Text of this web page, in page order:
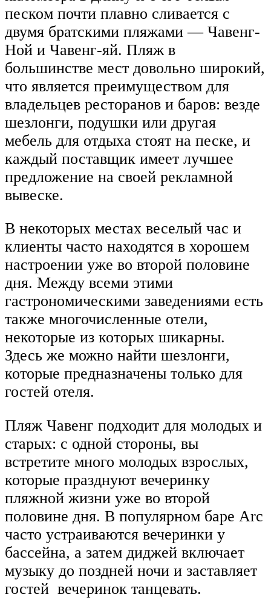
песком почти плавно сливается с
двумя братскими пляжами — Чавенг-
Ной и Чавенг-яй. Пляж в
большинстве мест довольно широкий,
что является преимуществом для
владельцев ресторанов и баров: везде
шезлонги, подушки или другая
мебель для отдыха стоят на песке, и
каждый поставщик имеет лучшее
предложение на своей рекламной
вывеске.
В некоторых местах веселый час и
клиенты часто находятся в хорошем
настроении уже во второй половине
дня. Между всеми этими
гастрономическими заведениями есть
также многочисленные отели,
некоторые из которых шикарны.
Здесь же можно найти шезлонги,
которые предназначены только для
гостей отеля.
Пляж Чавенг подходит для молодых и
старых: с одной стороны, вы
встретите много молодых взрослых,
которые празднуют вечеринку
пляжной жизни уже во второй
половине дня. В популярном баре Arc
часто устраиваются вечеринки у
бассейна, а затем диджей включает
музыку до поздней ночи и заставляет
гостей вечеринок танцевать.